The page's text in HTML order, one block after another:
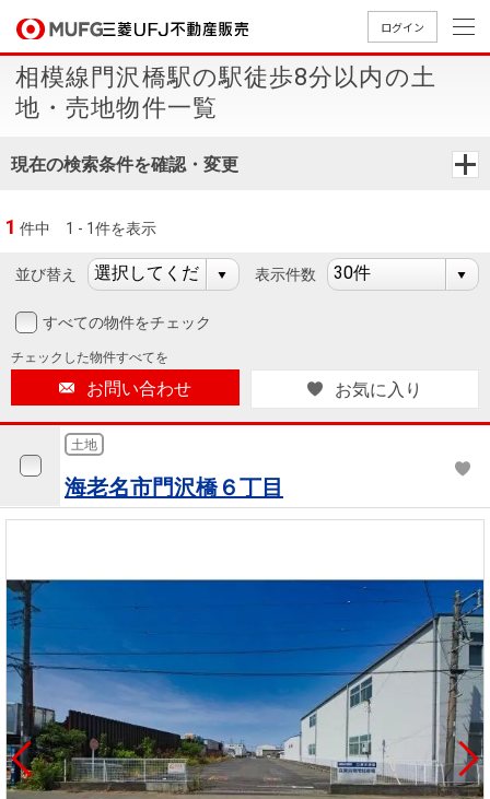
ログイン
買いたいTOP
中古
マン
ショ
探す
築・
中古
を探
物
件
を
探
す
探す
売りたいTOP
無
料
査
却
相
試算
売却向け
サービス
周辺相場
検索
住まい1プ
ラス（お
役立ちコ
店舗案内TOP
店舗のご
案内（首
都圏）
古屋）
案内（関
西）
会社情報TOP
ごあいさ
つ
Way
経営ビジ
ョン
沿革
本社地
ニュース
ック版）
採用情報TOP
新卒採用
情報
買いたい
売りたい
店舗案内
会社情報
採用情報
法人のお客さま
提携企業にお勤めの方
閉じる
相模線門沢橋駅の駅徒歩8分以内の土
地・売地物件一覧
現在の検索条件を確認・変更
1 件中 1 - 1件を表示
並び替え 表示件数
すべての物件をチェック
チェックした物件すべてを
お問い合わせ お気に入り
土地
海老名市門沢橋６丁目